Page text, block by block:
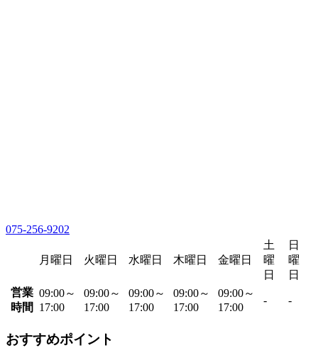
075-256-9202
月曜日 火曜日 水曜日 木曜日 金曜日
土
曜
日
日
曜
日
営業
時間
09:00～
17:00
09:00～
17:00
09:00～
17:00
09:00～
17:00
09:00～
17:00
- -
おすすめポイント